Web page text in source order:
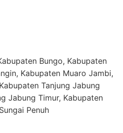
Bungo, Kabupaten
Kabupaten Muaro Jambi,
Tanjung Jabung
Jabung Timur, Kabupaten
Penuh